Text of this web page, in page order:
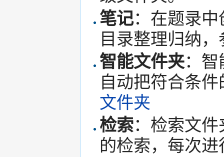
笔记：在题录
目录整理归纳，
智能文件夹：
自动把符合条
文件夹
检索：检索文
的检索，每次